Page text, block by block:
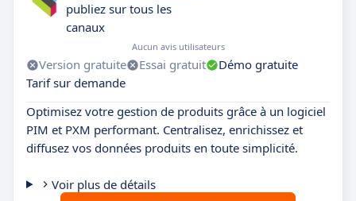
publiez sur tous les
canaux
Aucun avis utilisateurs
Version gratuite Essai gratuit
Démo gratuite
Tarif sur demande
Optimisez votre gestion de produits grâce à un logiciel
PIM et PXM performant. Centralisez, enrichissez et
diffusez vos données produits en toute simplicité.
Voir plus de détails